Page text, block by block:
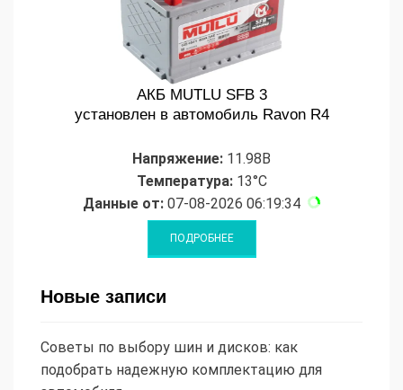
АКБ MUTLU SFB 3
установлен в автомобиль Ravon R4
Напряжение: 11.98В
Температура:13°C
Данные от: 07-08-2026 06:19:34
Новые записи
Советы по выбору шин и дисков: как
подобрать надежную комплектацию для